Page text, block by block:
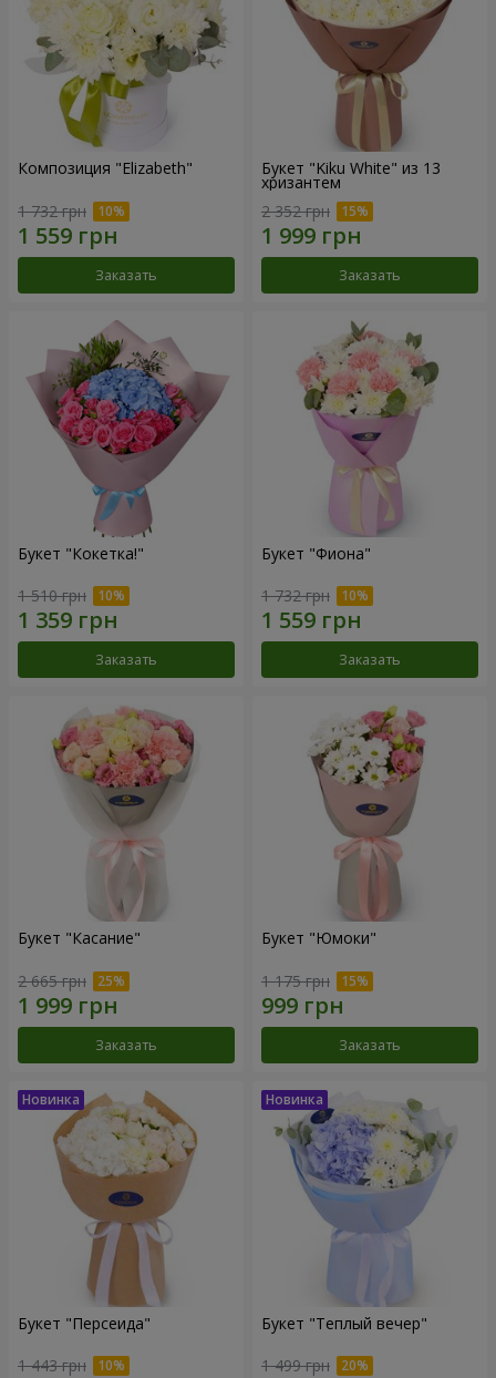
Композиция "Elizabeth"
1 732 грн
Заказать
Букет "Kiku White" из 13
хризантем
2 352 грн
Заказать
Букет "Кокетка!"
1 510 грн
Заказать
Букет "Фиона"
1 732 грн
Заказать
Букет "Касание"
2 665 грн
Заказать
Букет "Юмоки"
1 175 грн
Заказать
Букет "Персеида"
1 443 грн
Букет "Теплый вечер"
1 499 грн